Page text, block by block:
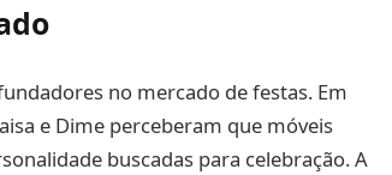
no mercado de festas. Em
e Dime perceberam que móveis
buscadas para celebração. A